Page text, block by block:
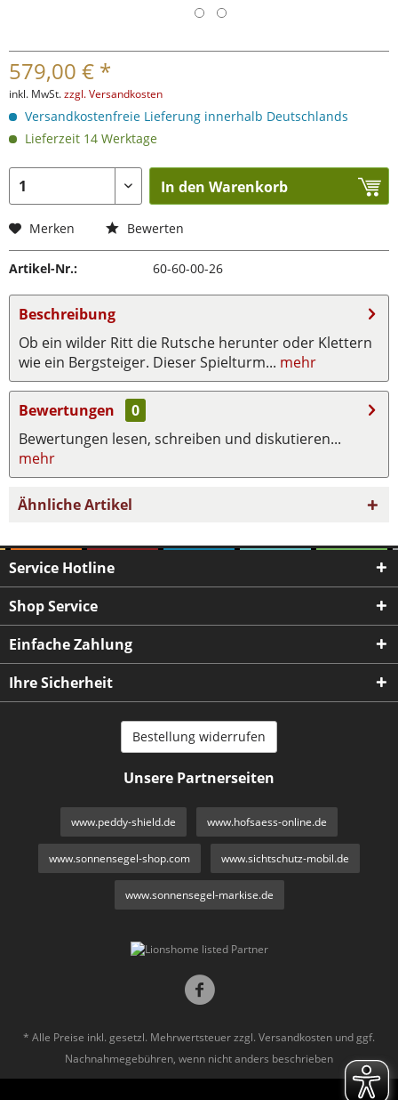
579,00 € *
inkl. MwSt.zzgl. Versandkosten
Versandkostenfreie Lieferung innerhalb Deutschlands
Lieferzeit 14 Werktage
In den Warenkorb
Merken Bewerten
Artikel-Nr.: 60-60-00-26
Beschreibung
Ob ein wilder Ritt die Rutsche herunter oder Klettern
wie ein Bergsteiger. Dieser Spielturm... mehr
Bewertungen
0
Bewertungen lesen, schreiben und diskutieren...
mehr
Ähnliche Artikel
Service Hotline
Shop Service
Einfache Zahlung
Ihre Sicherheit
Bestellung widerrufen
Unsere Partnerseiten
www.peddy-shield.de www.hofsaess-online.de
www.sonnensegel-shop.com www.sichtschutz-mobil.de
www.sonnensegel-markise.de
* Alle Preise inkl. gesetzl. Mehrwertsteuer zzgl. Versandkosten und ggf.
Nachnahmegebühren, wenn nicht anders beschrieben